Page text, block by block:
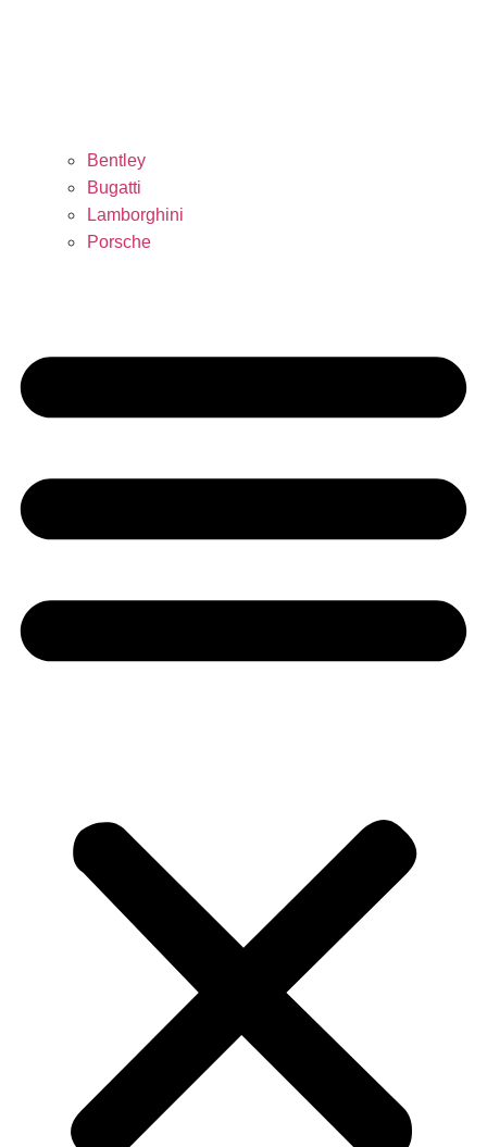
Bentley
Bugatti
Lamborghini
Porsche